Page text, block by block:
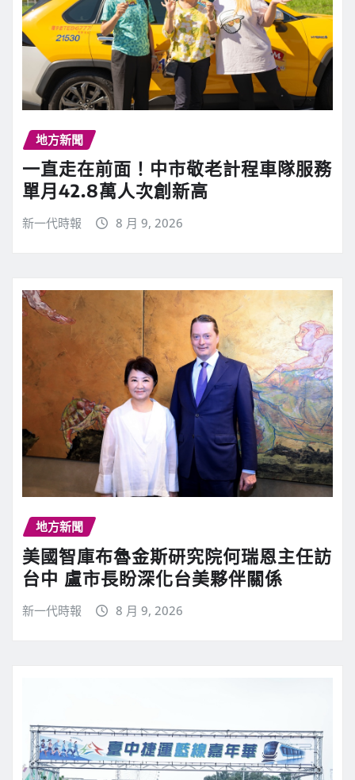
地方新聞
一直走在前面！中市敬老計程車隊服務
單月42.8萬人次創新高
新一代時報 8 月 9, 2026
地方新聞
美國智庫布魯金斯研究院何瑞恩主任訪
台中 盧市長盼深化台美夥伴關係
新一代時報 8 月 9, 2026